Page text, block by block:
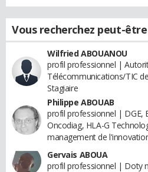
Vous recherchez peut-être
Wilfried ABOUANOU
profil professionnel |
Télécommunications/TIC
Stagiaire
Philippe ABOUAB
profil professionnel | DGE,
Oncodiag, HLA-G
management de
Gervais ABOUA
profil professionnel | Doty